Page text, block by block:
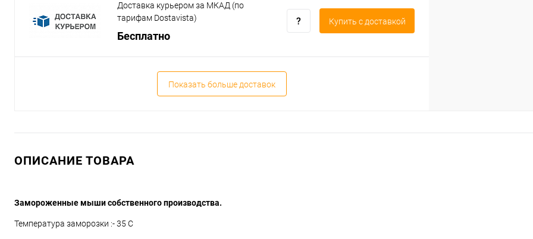
Доставка курьером за МКАД (по
тарифам Dostavista)
Бесплатно
Купить c доставкой
Показать больше доставок
ОПИСАНИЕ ТОВАРА
Замороженные мыши собственного производства.
Температура заморозки :- 35 С